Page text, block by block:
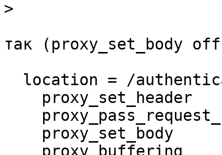
>
так (proxy_set_body